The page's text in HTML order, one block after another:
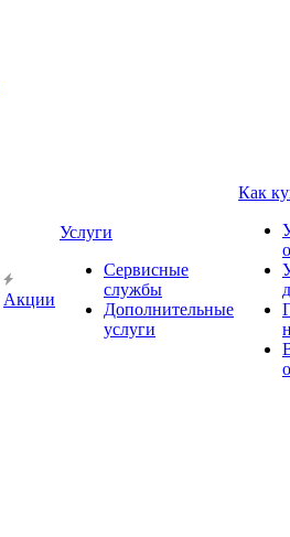
Акции
Услуги
Сервисные
службы
Дополнительные
услуги
Как